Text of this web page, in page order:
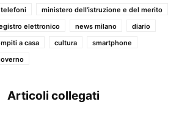
telefoni
ministero dell'istruzione e del merito
elettronico news milano
diario
a casa cultura
smartphone
Articoli collegati